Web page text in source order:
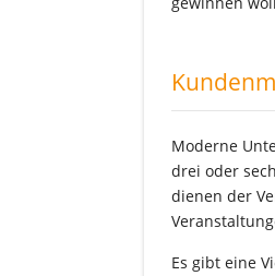
Moderne
drei oder
dienen der
Es gibt eine